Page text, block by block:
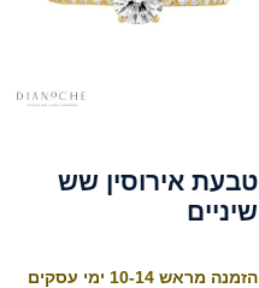
טבעת אירוסין שש
שיניים
הזמנה מראש 10-14 ימי עסקים